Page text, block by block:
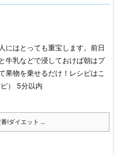
にはとっても重宝します。 前日
牛乳などで浸しておけば朝はプ
果物を乗せるだけ！ レシピはこ
）
5分以内
!ダイエット ...